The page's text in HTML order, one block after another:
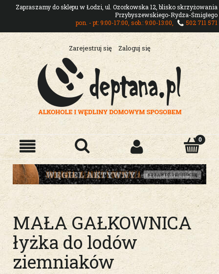
Zapraszamy do sklepu w Łodzi, ul. Ozorkowska 12, blisko skrzyżowania
Przybyszewskiego-Rydza-Śmigłego
pon. - pt: 9:00-17:00, sob.: 9:00-13:00,
502 711 571
Zarejestruj się Zaloguj się
MAŁA GAŁKOWNICA
łyżka do lodów
ziemniaków